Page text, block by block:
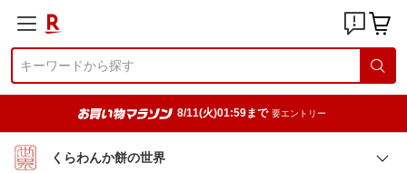
8/11(火)01:59まで 要エントリー
くらわんか餅の世界